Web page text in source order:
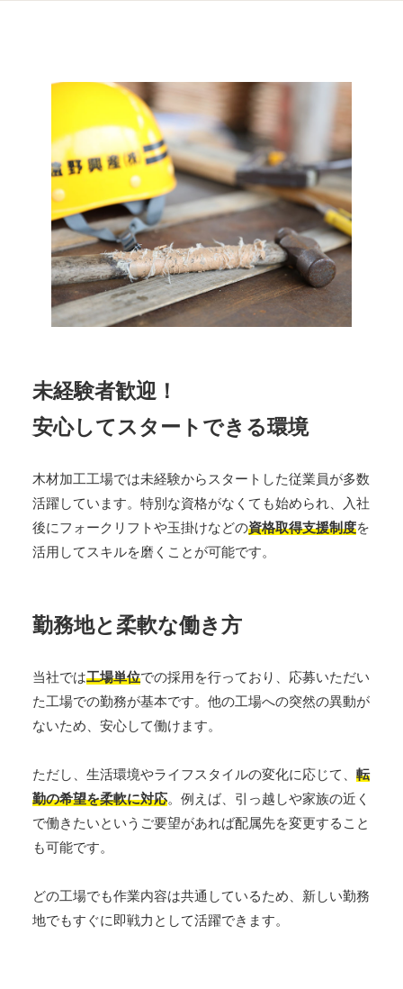
未経験者歓迎！
安心してスタートできる環境
木材加工工場では未経験からスタートした従業員が多数
活躍しています。特別な資格がなくても始められ、入社
後にフォークリフトや玉掛けなどの資格取得支援制度を
活用してスキルを磨くことが可能です。
勤務地と柔軟な働き方
当社では工場単位での採用を行っており、応募いただい
た工場での勤務が基本です。他の工場への突然の異動が
ないため、安心して働けます。
ただし、生活環境やライフスタイルの変化に応じて、 転
勤の希望を柔軟に対応。例えば、引っ越しや家族の近く
で働きたいというご要望があれば配属先を変更すること
も可能です。
どの工場でも作業内容は共通しているため、新しい勤務
地でもすぐに即戦力として活躍できます。